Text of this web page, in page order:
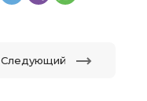
Следующий